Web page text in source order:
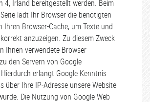
4, Irland bereitgestellt werden. Beim
lädt Ihr Browser die benötigten
Ihren Browser-Cache, um Texte und
anzuzeigen. Zu diesem Zweck
Ihnen verwendete Browser
den Servern von Google
erlangt Google Kenntnis
über Ihre IP-Adresse unsere Website
Die Nutzung von Google Web